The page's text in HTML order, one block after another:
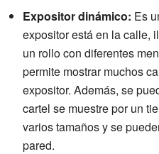
Expositor dinámico: Es
expositor está en la calle,
un rollo con diferentes
permite mostrar muchos
expositor. Además, se
cartel se muestre por un
varios tamaños y se
pared.